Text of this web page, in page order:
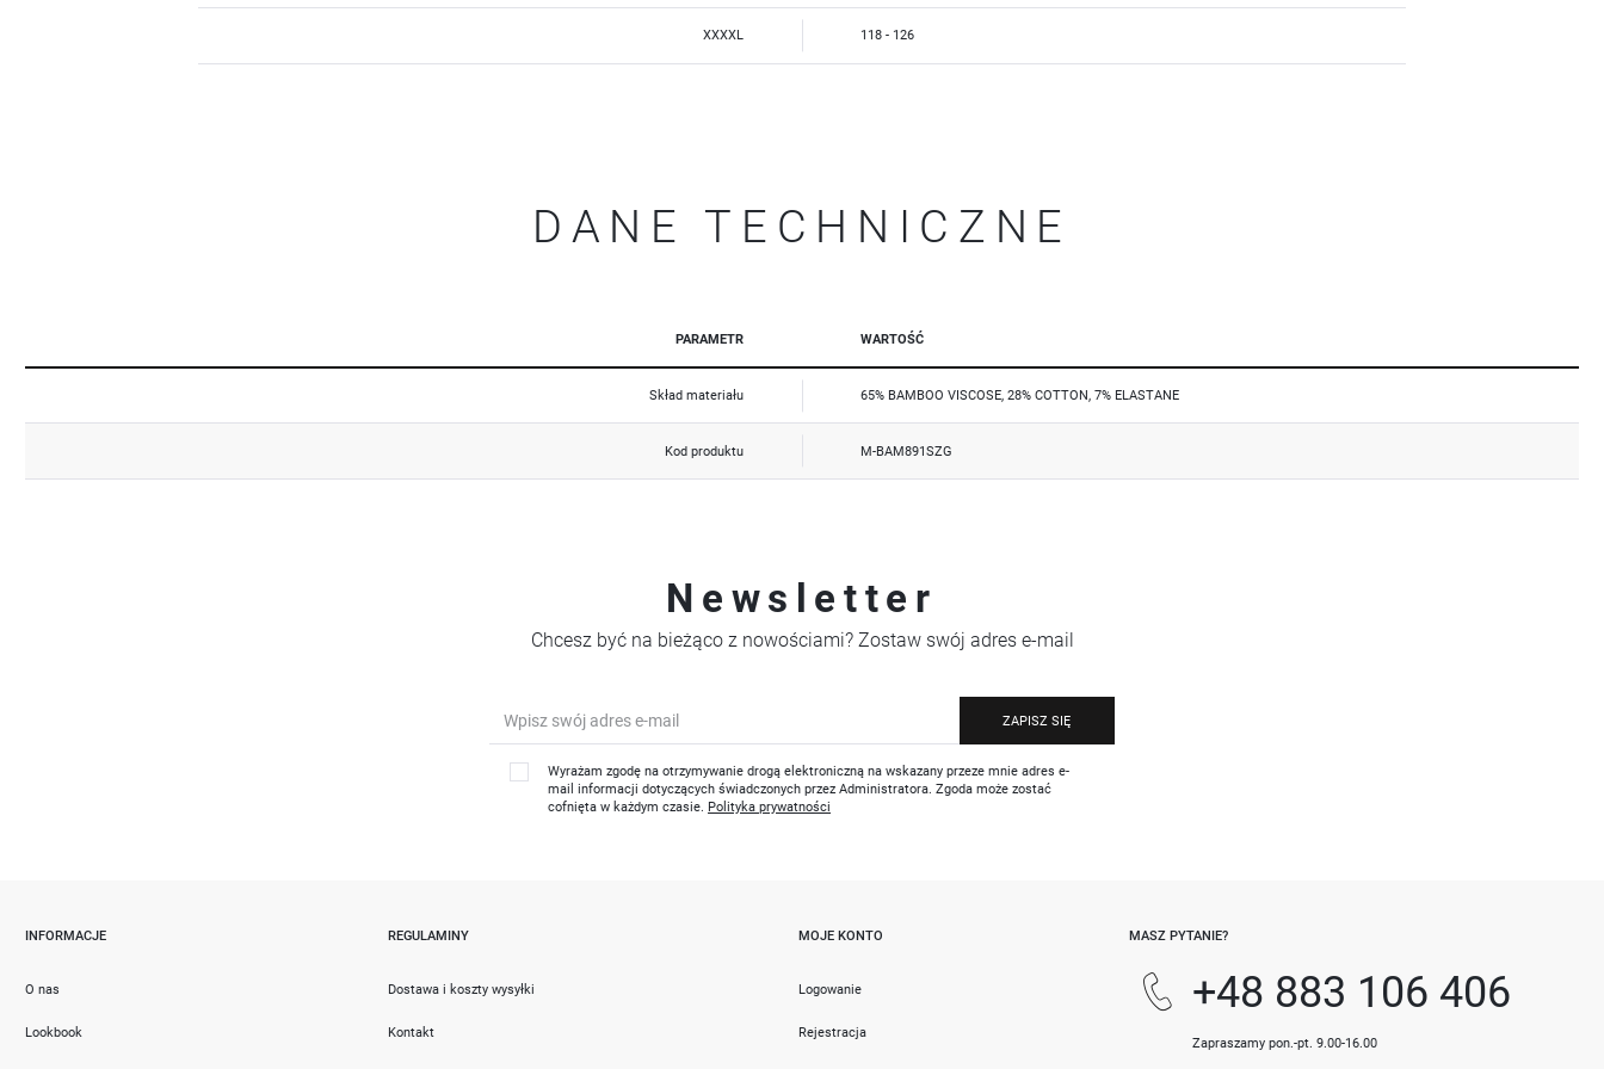
XXXXL 118 - 126
DANE TECHNICZNE
PARAMETR WARTOŚĆ
Skład materiału 65% BAMBOO VISCOSE, 28% COTTON, 7% ELASTANE
Kod produktu M-BAM891SZG
Newsletter
Chcesz być na bieżąco z nowościami? Zostaw swój adres e-mail
ZAPISZ SIĘ
Wyrażam zgodę na otrzymywanie drogą elektroniczną na wskazany przeze mnie adres e-
mail informacji dotyczących świadczonych przez Administratora. Zgoda może zostać
cofnięta w każdym czasie. Polityka prywatności
INFORMACJE
O nas
Lookbook
REGULAMINY
Dostawa i koszty wysyłki
Kontakt
MOJE KONTO
Logowanie
Rejestracja
MASZ PYTANIE?
+48 883 106 406
Zapraszamy pon.-pt. 9.00-16.00
Dzięki reklamowym plikom cookies prezentujemy Ci najciekawsze informacje i aktualności na stronach
Więcej